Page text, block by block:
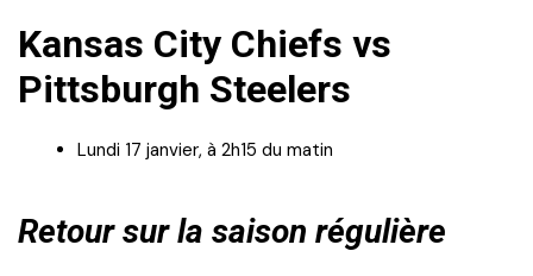
Kansas City Chiefs vs
Pittsburgh Steelers
Lundi 17 janvier, à 2h15 du matin
Retour sur la saison régulière